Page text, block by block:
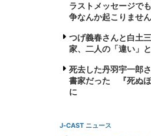
ラストメッセージで
争なんか起こりません
つげ義春さんと白土
家、二人の「違い」
死去した丹羽宇一郎
書家だった 『死ぬ
に
J-CAST ニュース